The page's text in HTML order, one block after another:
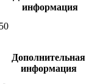
информация
Дополнительная
информация